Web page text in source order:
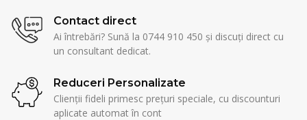
Contact direct
Ai întrebări? Sună la 0744 910 450 și discuți direct cu
un consultant dedicat.
Reduceri Personalizate
Clienții fideli primesc prețuri speciale, cu discounturi
aplicate automat în cont